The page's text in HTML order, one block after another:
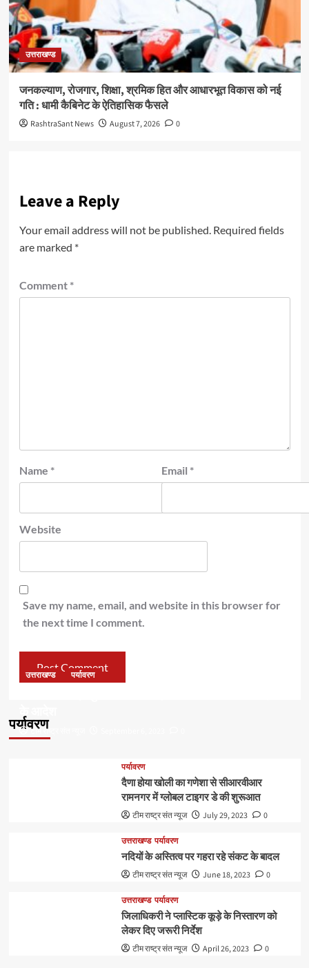
उत्तराखण्ड
जनकल्याण, रोजगार, शिक्षा, श्रमिक हित और आधारभूत विकास को नई
गति : धामी कैबिनेट के ऐतिहासिक फैसले
RashtraSant News August 7, 2026 0
Leave a Reply
Your email address will not be published. Required fields
are marked *
Comment *
Name * Email *
Website
Save my name, email, and website in this browser for
the next time I comment.
पर्यावरण
उत्तराखण्ड पर्यावरण
के आदेश
टीम राष्ट्र संत न्यूज
पर्यावरण
दैणा होया खोली का गणेशा से सीआरवीआर
रामनगर में ग्लोबल टाइगर डे की शुरूआत
टीम राष्ट्र संत न्यूज July 29, 2023 0
उत्तराखण्ड पर्यावरण
नदियों के अस्तित्व पर गहरा रहे संकट के बादल
टीम राष्ट्र संत न्यूज June 18, 2023 0
उत्तराखण्ड पर्यावरण
जिलाधिकरी ने प्लास्टिक कूड़े के निस्तारण को
लेकर दिए जरूरी निर्देश
टीम राष्ट्र संत न्यूज April 26, 2023 0